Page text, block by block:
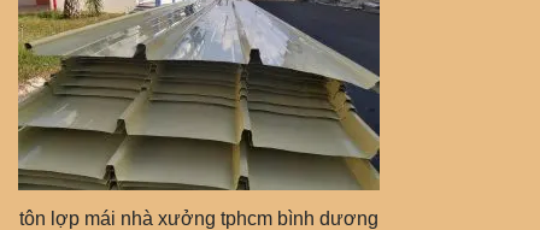
tôn lợp mái nhà xưởng tphcm bình dương